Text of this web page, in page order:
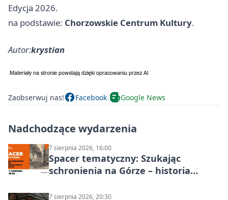
Edycja 2026.
na podstawie: Chorzowskie Centrum Kultury.
Autor:krystian
Zaobserwuj nas! Facebook Google News
Nadchodzące wydarzenia
7 sierpnia 2026, 16:00
Spacer tematyczny: Szukając
schronienia na Górze – historia
7 sierpnia 2026, 20:30